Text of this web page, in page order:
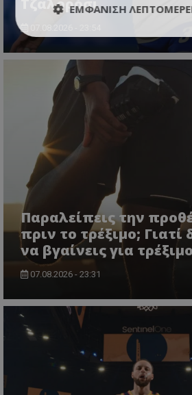
Παραλείπεις την
πριν το τρέξιμο; Γιατί
να βγαίνεις για
07.08.2026 - 23:31
ΕΜΦΆΝΙΣΗ